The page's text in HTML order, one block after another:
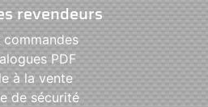
revendeurs
commandes
PDF
à la vente
de sécurité